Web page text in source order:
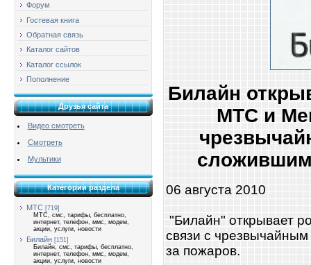
Форум
Гостевая книга
Обратная связь
Каталог сайтов
Каталог ссылок
Пополнение
Друзья сайта
Видео смотреть
Смотреть
Мультики
Категории раздела
МТС [719]
МТС, смс, тарифы, бесплатно,
интернет, телефон, ммс, модем,
акции, услуги, новости
Билайн [151]
Билайн, смс, тарифы, бесплатно,
интернет, телефон, ммс, модем,
акции, услуги, новости
Билайн
МТС и
06 августа 2010
"Билайн" открывает
связи с
за пожаров.